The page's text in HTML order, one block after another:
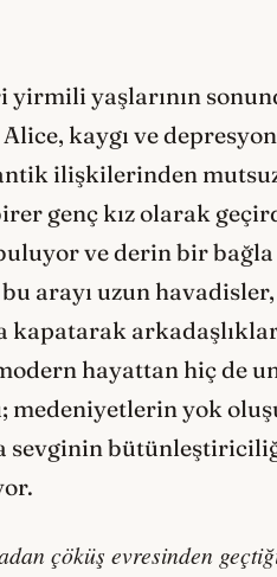
yirmili yaşlarının
kaygı ve
ilişkilerinden
genç kız olarak
ve derin bir bağla
arayı uzun
kapatarak
hayattan hiç de
yok
sevginin
çöküş evresinden